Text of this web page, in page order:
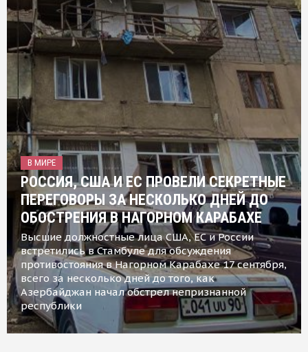
В МИРЕ
РОССИЯ, США И ЕС ПРОВЕЛИ СЕКРЕТНЫЕ
ПЕРЕГОВОРЫ ЗА НЕСКОЛЬКО ДНЕЙ ДО
ОБОСТРЕНИЯ В НАГОРНОМ КАРАБАХЕ
Высшие должностные лица США, ЕС и России
встретились в Стамбуле для обсуждения
противостояния в Нагорном Карабахе 17 сентября,
всего за несколько дней до того, как
Азербайджан начал обстрел непризнанной
республики